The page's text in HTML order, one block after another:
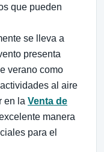
que pueden
se lleva a
presenta
verano como
al aire
en la Venta de
manera
para el